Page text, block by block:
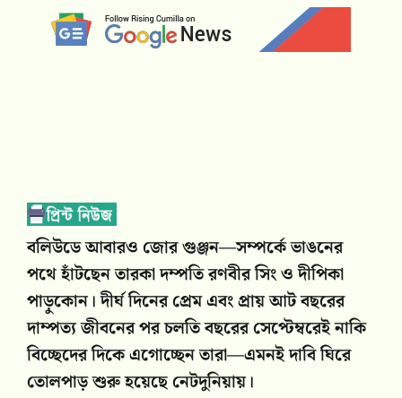
বলিউডে আবারও জোর গুঞ্জন—সম্পর্কে ভাঙনের
পথে হাঁটছেন তারকা দম্পতি রণবীর সিং ও দীপিকা
পাড়ুকোন। দীর্ঘ দিনের প্রেম এবং প্রায় আট বছরের
দাম্পত্য জীবনের পর চলতি বছরের সেপ্টেম্বরেই নাকি
বিচ্ছেদের দিকে এগোচ্ছেন তারা—এমনই দাবি ঘিরে
তোলপাড় শুরু হয়েছে নেটদুনিয়ায়।